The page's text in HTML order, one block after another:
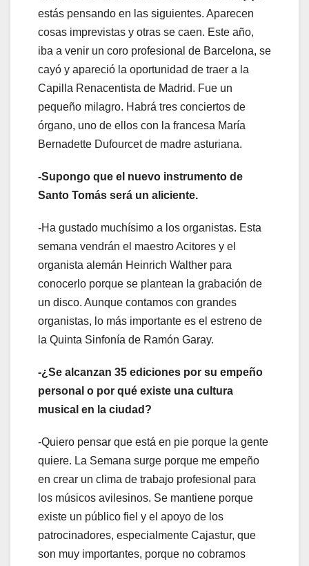
estás pensando en las siguientes. Aparecen
cosas imprevistas y otras se caen. Este año,
iba a venir un coro profesional de Barcelona, se
cayó y apareció la oportunidad de traer a la
Capilla Renacentista de Madrid. Fue un
pequeño milagro. Habrá tres conciertos de
órgano, uno de ellos con la francesa María
Bernadette Dufourcet de madre asturiana.
-Supongo que el nuevo instrumento de
Santo Tomás será un aliciente.
-Ha gustado muchísimo a los organistas. Esta
semana vendrán el maestro Acitores y el
organista alemán Heinrich Walther para
conocerlo porque se plantean la grabación de
un disco. Aunque contamos con grandes
organistas, lo más importante es el estreno de
la Quinta Sinfonía de Ramón Garay.
-¿Se alcanzan 35 ediciones por su empeño
personal o por qué existe una cultura
musical en la ciudad?
-Quiero pensar que está en pie porque la gente
quiere. La Semana surge porque me empeño
en crear un clima de trabajo profesional para
los músicos avilesinos. Se mantiene porque
existe un público fiel y el apoyo de los
patrocinadores, especialmente Cajastur, que
son muy importantes, porque no cobramos